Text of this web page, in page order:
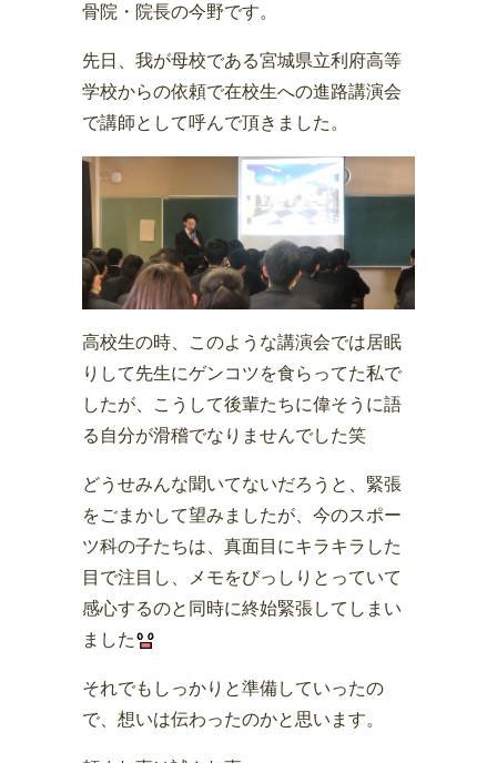
骨院・院長の今野です。
先日、我が母校である宮城県立利府高等
学校からの依頼で在校生への進路講演会
で講師として呼んで頂きました。
高校生の時、このような講演会では居眠
りして先生にゲンコツを食らってた私で
したが、こうして後輩たちに偉そうに語
る自分が滑稽でなりませんでした笑
どうせみんな聞いてないだろうと、緊張
をごまかして望みましたが、今のスポー
ツ科の子たちは、真面目にキラキラした
目で注目し、メモをびっしりとっていて
感心するのと同時に終始緊張してしまい
ました
それでもしっかりと準備していったの
で、想いは伝わったのかと思います。